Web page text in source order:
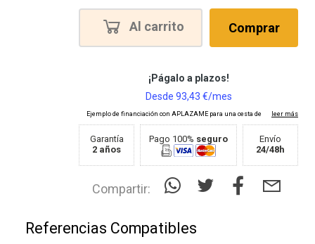
Al carrito Comprar
Garantía
2 años
Pago 100% seguro
Envío
24/48h
Compartir:
Referencias Compatibles